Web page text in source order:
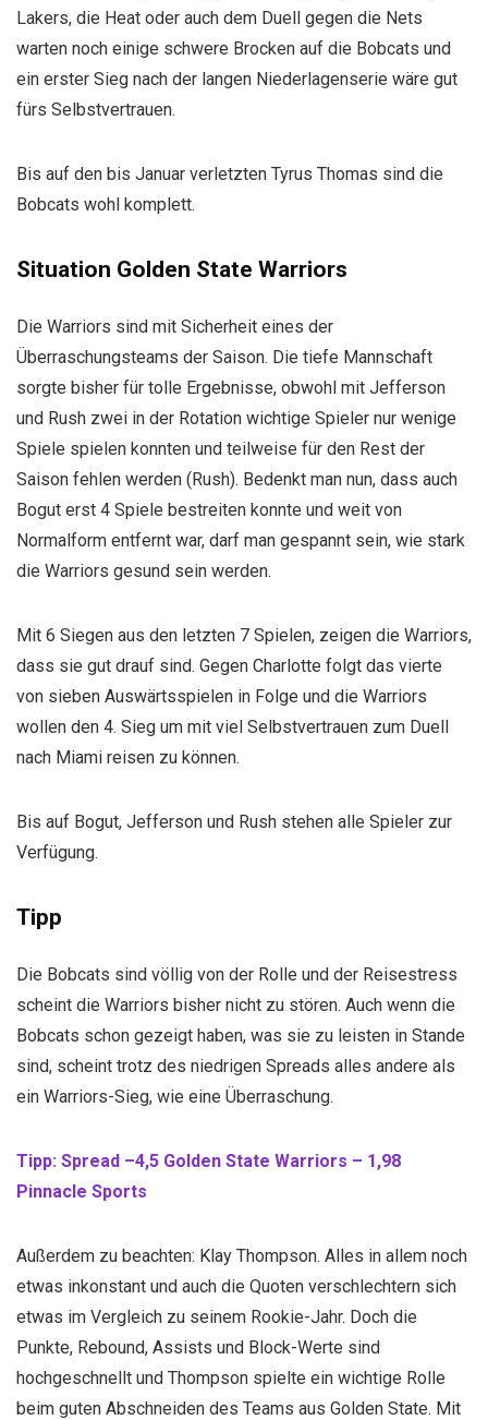
Lakers, die Heat oder auch dem Duell gegen die Nets
warten noch einige schwere Brocken auf die Bobcats und
ein erster Sieg nach der langen Niederlagenserie wäre gut
fürs Selbstvertrauen.
Bis auf den bis Januar verletzten Tyrus Thomas sind die
Bobcats wohl komplett.
Situation Golden State Warriors
Die Warriors sind mit Sicherheit eines der
Überraschungsteams der Saison. Die tiefe Mannschaft
sorgte bisher für tolle Ergebnisse, obwohl mit Jefferson
und Rush zwei in der Rotation wichtige Spieler nur wenige
Spiele spielen konnten und teilweise für den Rest der
Saison fehlen werden (Rush). Bedenkt man nun, dass auch
Bogut erst 4 Spiele bestreiten konnte und weit von
Normalform entfernt war, darf man gespannt sein, wie stark
die Warriors gesund sein werden.
Mit 6 Siegen aus den letzten 7 Spielen, zeigen die Warriors,
dass sie gut drauf sind. Gegen Charlotte folgt das vierte
von sieben Auswärtsspielen in Folge und die Warriors
wollen den 4. Sieg um mit viel Selbstvertrauen zum Duell
nach Miami reisen zu können.
Bis auf Bogut, Jefferson und Rush stehen alle Spieler zur
Verfügung.
Tipp
Die Bobcats sind völlig von der Rolle und der Reisestress
scheint die Warriors bisher nicht zu stören. Auch wenn die
Bobcats schon gezeigt haben, was sie zu leisten in Stande
sind, scheint trotz des niedrigen Spreads alles andere als
ein Warriors-Sieg, wie eine Überraschung.
Tipp: Spread –4,5 Golden State Warriors – 1,98
Pinnacle Sports
Außerdem zu beachten: Klay Thompson. Alles in allem noch
etwas inkonstant und auch die Quoten verschlechtern sich
etwas im Vergleich zu seinem Rookie-Jahr. Doch die
Punkte, Rebound, Assists und Block-Werte sind
hochgeschnellt und Thompson spielte ein wichtige Rolle
beim guten Abschneiden des Teams aus Golden State. Mit